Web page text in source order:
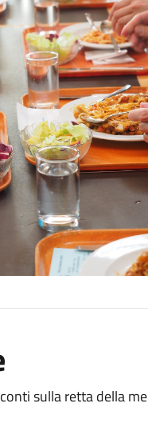
sulla retta della